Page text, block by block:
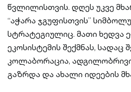
წვლილისთვის. დღეს უკვე
“აჭარა ჯგუფისთვის”
სტრატეგიულიც. მათი ხედვა
ეკოსისტემის შექმნას, სადაც
კოლაბორაცია, ადგილობრივი
გაზრდა და ახალი იდეების